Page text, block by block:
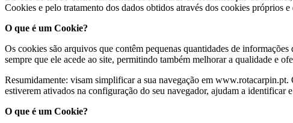
Cookies e pelo tratamento dos dados obtidos através dos cookies próprios
O que é um Cookie?
Os cookies são arquivos que contêm pequenas quantidades de
sempre que ele acede ao site, permitindo também melhorar a qualidade e
Resumidamente: visam simplificar a sua navegação em
estiverem ativados na configuração do seu navegador, ajudam a identificar
O que é um Cookie?